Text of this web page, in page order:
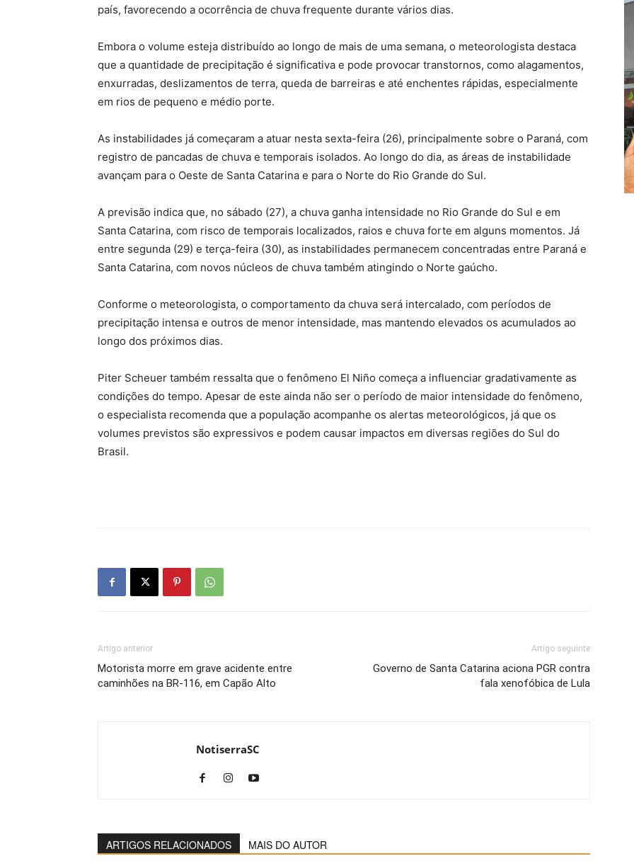
país, favorecendo a ocorrência de chuva frequente durante vários dias.
Embora o volume esteja distribuído ao longo de mais de uma semana, o meteorologista destaca
que a quantidade de precipitação é significativa e pode provocar transtornos, como alagamentos,
enxurradas, deslizamentos de terra, queda de barreiras e até enchentes rápidas, especialmente
em rios de pequeno e médio porte.
As instabilidades já começaram a atuar nesta sexta-feira (26), principalmente sobre o Paraná, com
registro de pancadas de chuva e temporais isolados. Ao longo do dia, as áreas de instabilidade
avançam para o Oeste de Santa Catarina e para o Norte do Rio Grande do Sul.
A previsão indica que, no sábado (27), a chuva ganha intensidade no Rio Grande do Sul e em
Santa Catarina, com risco de temporais localizados, raios e chuva forte em alguns momentos. Já
entre segunda (29) e terça-feira (30), as instabilidades permanecem concentradas entre Paraná e
Santa Catarina, com novos núcleos de chuva também atingindo o Norte gaúcho.
Conforme o meteorologista, o comportamento da chuva será intercalado, com períodos de
precipitação intensa e outros de menor intensidade, mas mantendo elevados os acumulados ao
longo dos próximos dias.
Piter Scheuer também ressalta que o fenômeno El Niño começa a influenciar gradativamente as
condições do tempo. Apesar de este ainda não ser o período de maior intensidade do fenômeno,
o especialista recomenda que a população acompanhe os alertas meteorológicos, já que os
volumes previstos são expressivos e podem causar impactos em diversas regiões do Sul do
Brasil.
Artigo anterior
Motorista morre em grave acidente entre
caminhões na BR-116, em Capão Alto
Artigo seguinte
Governo de Santa Catarina aciona PGR contra
fala xenofóbica de Lula
NotiserraSC
ARTIGOS RELACIONADOS MAIS DO AUTOR